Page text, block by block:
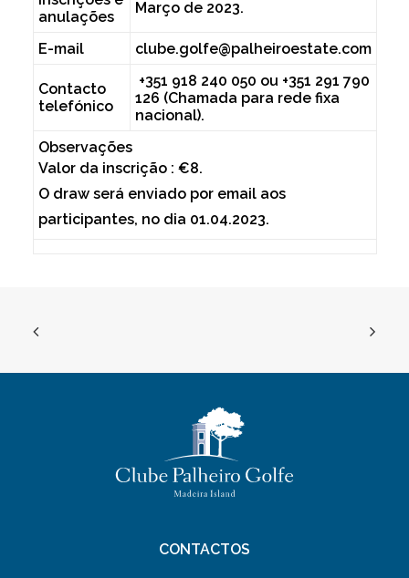
anulações
Março de 2023.
E-mail clube.golfe@palheiroestate.com
Contacto
telefónico
+351 918 240 050 ou +351 291 790
126 (Chamada para rede fixa
nacional).
Observações
Valor da inscrição : €8.
O draw será enviado por email aos
participantes, no dia 01.04.2023.
CONTACTOS